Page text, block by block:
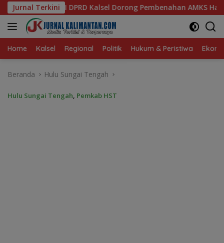
Langsung
ke
konten
Jurnal Terkini
Pembenahan AMKS Hasanuddin Ketua TP PKK
Home Kalsel Regional Politik Hukum & Peristiwa
Beranda Hulu Sungai Tengah
Hulu Sungai Tengah, Pemkab HST